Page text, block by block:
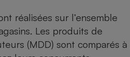
réalisées sur l’ensemble
Les produits de
(MDD) sont comparés à